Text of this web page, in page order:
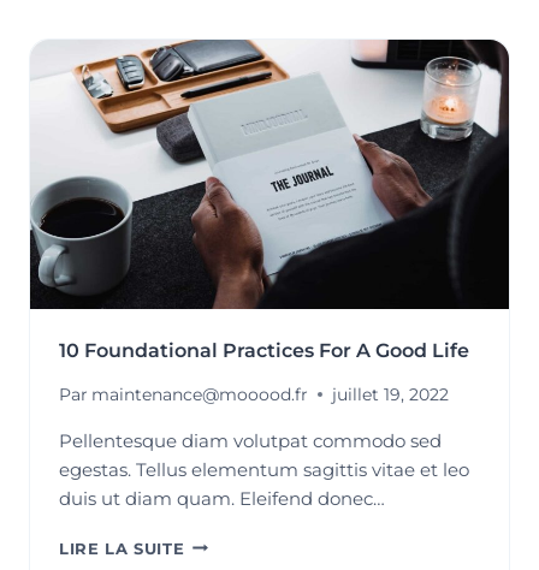
MY
LIFE
10 Foundational Practices For A Good Life
Par maintenance@mooood.fr juillet 19, 2022
Pellentesque diam volutpat commodo sed
egestas. Tellus elementum sagittis vitae et leo
duis ut diam quam. Eleifend donec…
LIRE LA SUITE 10